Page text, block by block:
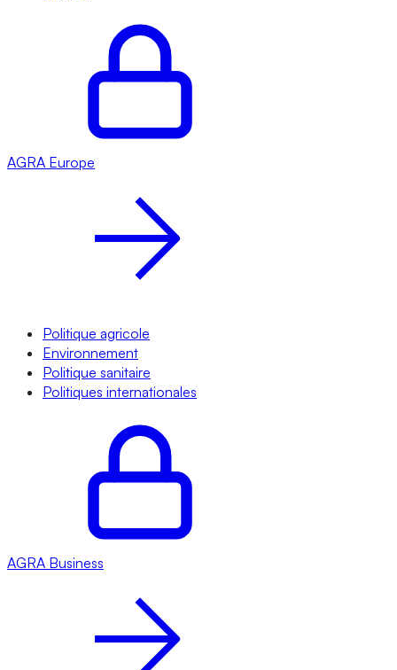
AGRA Europe
Politique agricole
Environnement
Politique sanitaire
Politiques internationales
AGRA Business